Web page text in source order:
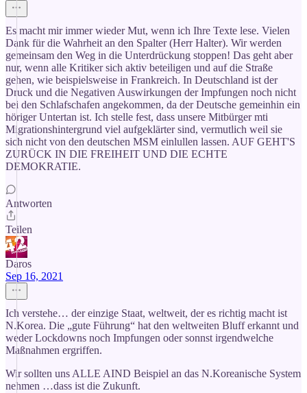
Es macht mir immer wieder Mut, wenn ich Ihre Texte lese. Vielen
Dank für die Wahrheit an den Spalter (Herr Halter). Wir werden
gemeinsam den Weg in die Unterdrückung stoppen! Das geht aber
nur, wenn alle Kritiker sich aktiv beteiligen und auf die Straße
gehen, wie beispielsweise in Frankreich. In Deutschland ist der
Druck und die Negativen Auswirkungen der Impfungen noch nicht
bei den Schlafschafen angekommen, da der Deutsche gemeinhin ein
höriger Untertan ist. Ich stelle fest, dass unsere Mitbürger mti
Migrationshintergrund viel aufgeklärter sind, vermutlich weil sie
sich nicht von den deutschen MSM einlullen lassen. AUF GEHT'S
ZURÜCK IN DIE FREIHEIT UND DIE ECHTE
DEMOKRATIE.
Antworten
Teilen
Daros
Sep 16, 2021
Ich verstehe… der einzige Staat, weltweit, der es richtig macht ist
N.Korea. Die „gute Führung“ hat den weltweiten Bluff erkannt und
weder Lockdowns noch Impfungen oder sonnst irgendwelche
Maßnahmen ergriffen.
Wir sollten uns ALLE AIND Beispiel an das N.Koreanische System
nehmen …dass ist die Zukunft.